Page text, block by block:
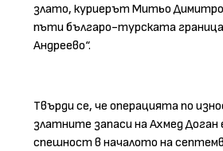
злато, куриерът Митьо
пъти българо-турската
Андреево“.
Твърди се, че операцията по
златните запаси на Ахмед
спешност в началото на